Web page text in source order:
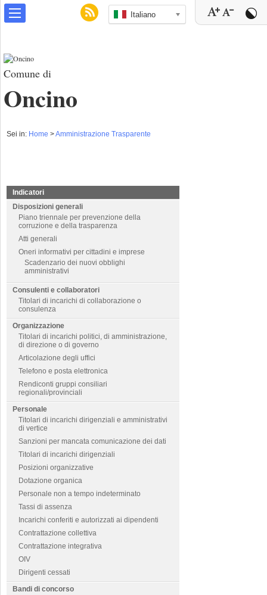
Italiano
Comune di
Oncino
Sei in: Home >Amministrazione Trasparente
Indicatori
Disposizioni generali
Piano triennale per prevenzione della
corruzione e della trasparenza
Atti generali
Oneri informativi per cittadini e imprese
Scadenzario dei nuovi obblighi
amministrativi
Consulenti e collaboratori
Titolari di incarichi di collaborazione o
consulenza
Organizzazione
Titolari di incarichi politici, di amministrazione,
di direzione o di governo
Articolazione degli uffici
Telefono e posta elettronica
Rendiconti gruppi consiliari
regionali/provinciali
Personale
Titolari di incarichi dirigenziali e amministrativi
di vertice
Sanzioni per mancata comunicazione dei dati
Titolari di incarichi dirigenziali
Posizioni organizzative
Dotazione organica
Personale non a tempo indeterminato
Tassi di assenza
Incarichi conferiti e autorizzati ai dipendenti
Contrattazione collettiva
Contrattazione integrativa
OIV
Dirigenti cessati
Bandi di concorso